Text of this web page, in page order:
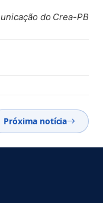
do Crea-PB
Próxima notícia